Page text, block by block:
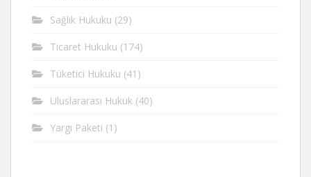
Sağlık Hukuku (29)
Ticaret Hukuku (174)
Tüketici Hukuku (41)
Uluslararası Hukuk (40)
Yargı Paketi (1)